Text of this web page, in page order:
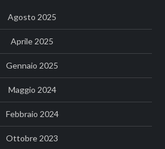
Agosto 2025
Aprile 2025
Gennaio 2025
Maggio 2024
Febbraio 2024
Ottobre 2023